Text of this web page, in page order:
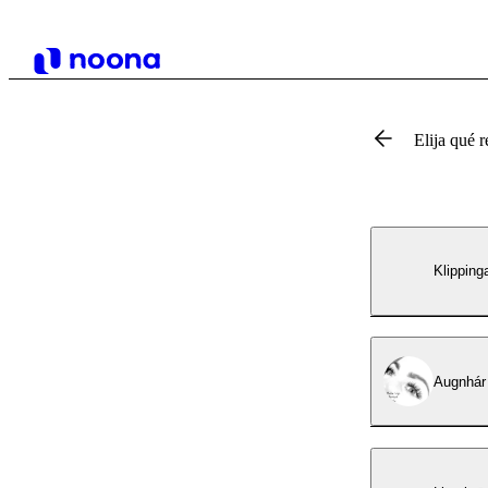
Elija qué
Augnhár